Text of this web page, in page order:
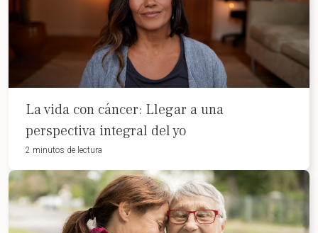
La vida con cáncer: Llegar a una
perspectiva integral del yo
2 minutos de lectura